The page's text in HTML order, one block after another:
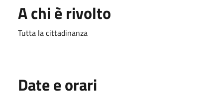
A chi è rivolto
Tutta la cittadinanza
Date e orari